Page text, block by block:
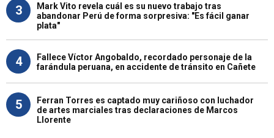
3
Mark Vito revela cuál es su nuevo trabajo tras
abandonar Perú de forma sorpresiva: "Es fácil ganar
plata"
4
Fallece Víctor Angobaldo, recordado personaje de la
farándula peruana, en accidente de tránsito en Cañete
5
Ferran Torres es captado muy cariñoso con luchador
de artes marciales tras declaraciones de Marcos
Llorente